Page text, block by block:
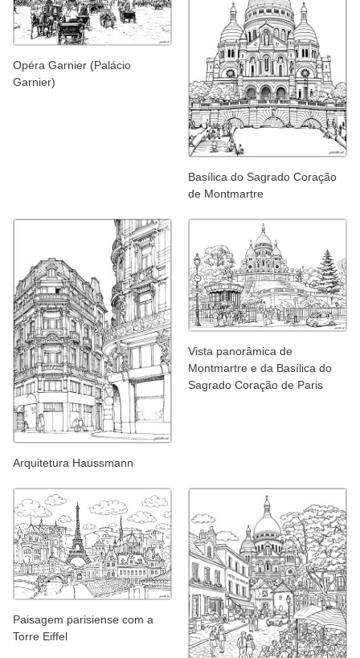
Opéra Garnier (Palácio
Garnier)
Basílica do Sagrado Coração
de Montmartre
Arquitetura Haussmann
Vista panorâmica de
Montmartre e da Basílica do
Sagrado Coração de Paris
Paisagem parisiense com a
Torre Eiffel